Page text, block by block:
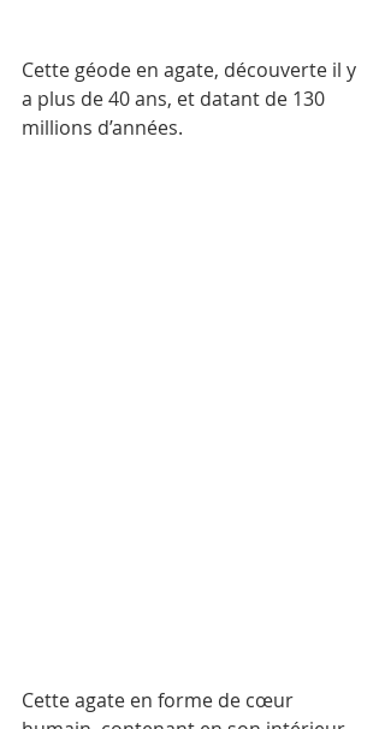
Cette géode en agate, découverte il y
a plus de 40 ans, et datant de 130
millions d’années.
Cette agate en forme de cœur